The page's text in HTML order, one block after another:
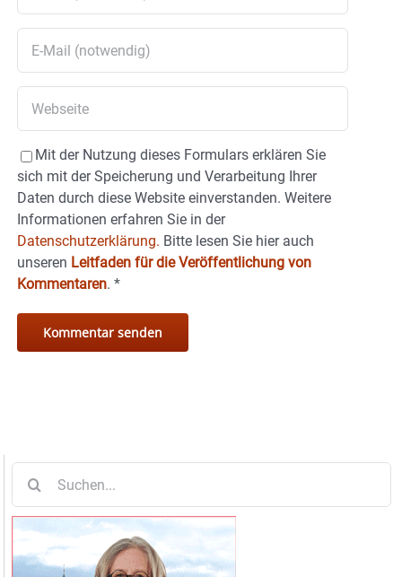
Mit der Nutzung dieses Formulars erklären Sie
sich mit der Speicherung und Verarbeitung Ihrer
Daten durch diese Website einverstanden. Weitere
Informationen erfahren Sie in der
Datenschutzerklärung. Bitte lesen Sie hier auch
unseren Leitfaden für die Veröffentlichung von
Kommentaren. *
nach: